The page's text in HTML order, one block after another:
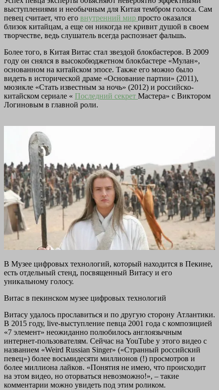
выступлениями и необычным для Китая тембром голоса. Сам
певец считает, что его внутренний мир просто оказался
близок китайцам, а еще он никогда не кривит душой в своем
творчестве, ведь слушатель всегда распознает фальшь.
Более того, в Китая Витас стал звездой блокбастеров. В 2009
году он снялся в высокобюджетном блокбастере «Мулан»,
основанном на китайском эпосе. Также его можно было
видеть в исторической драме «Основание партии» (2011),
мюзикле «Стать известным за ночь» (2012) и российско-
китайском сериале « Последний секрет Мастера» с Виктором
Логиновым в главной роли.
В Музее цифровых технологий, который находится в Пекине,
есть отдельный стенд, посвященный Витасу и его
уникальному голосу.
Витас в пекинском музее цифровых технологий
Витасу удалось прославиться и по другую сторону Атлантики.
В 2015 году, live-выступление певца 2001 года с композицией
«7 элемент» неожиданно полюбилось англоязычным
интернет-пользователям. Сейчас на YouTube у этого видео с
названием «Weird Russian Singer» («Странный российский
певец») более восьмидесяти миллионов (!) просмотров и
более миллиона лайков. «Понятия не имею, что происходит
на этом видео, но оторваться невозможно!», – такие
комментарии можно увидеть под этим роликом.